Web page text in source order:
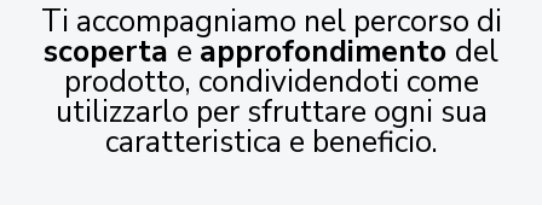
Ti accompagniamo nel percorso di
scoperta e approfondimento del
prodotto, condividendoti come
utilizzarlo per sfruttare ogni sua
caratteristica e beneficio.